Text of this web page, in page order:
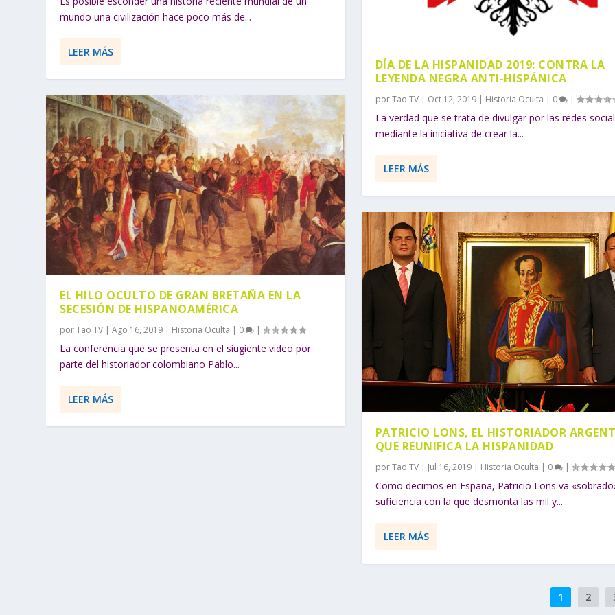
mundo una civilización hace poco más de...
LEER MÁS
EL HILO OCULTO DE GRAN BRETAÑA EN LA
SECESIÓN DE HISPANOAMÉRICA
porTao TV |Ago 16, 2019 | Historia Oculta | 0 |
La conferencia que se presenta en el siugiente video por
parte del historiador colombiano Pablo...
LEER MÁS
DÍA DE LA HISPANIDAD 2019: CONTRA LA
LEYENDA NEGRA ANTI-HISPÁNICA
porTao TV| Oct 12, 2019| Historia Oculta | 0 |
La verdad que se trata de divulgar por las redes
mediante la iniciativa de crear la...
LEER MÁS
PATRICIO LONS, EL HISTORIADOR
QUE REUNIFICA LA HISPANIDAD
porTao TV| Jul 16, 2019| Historia Oculta | 0 |
Como decimos en España, Patricio Lons va
suficiencia con la que desmonta las mil y...
LEER MÁS
1 2